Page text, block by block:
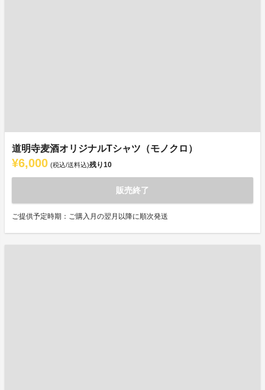
道明寺麦酒オリジナルTシャツ（モノクロ）
¥6,000 (税込/送料込)残り10
販売終了
ご提供予定時期：ご購入月の翌月以降に順次発送